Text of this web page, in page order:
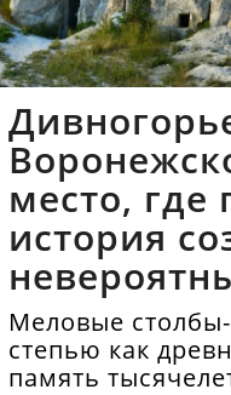
место, где
история
Меловые
степью как
память